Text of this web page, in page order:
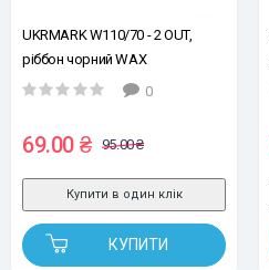
UKRMARK W110/70 - 2 OUT,
ріббон чорний WAX
110mm*70m, намотка OUT, 2
0
69.00 ₴ 95.00 ₴
КУПИТИ
Купити в один клік